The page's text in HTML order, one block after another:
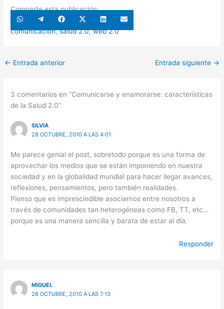
Comparte esta publicación:
Compartir
WhatsApp
Compartir
Telegram
Compartir
Facebook
Compartir
X
(Twitter)
Compartir
LinkedIn
Compartir
en
Email
comunicación,salud 2.0,web 2.0
← Entrada anterior Entrada siguiente →
3 comentarios en “Comunicarse y enamorarse: características
de la Salud 2.0”
SILVIA
28 OCTUBRE, 2010 A LAS 4:01
Me parece genial el post, sobretodo porque es una forma de
aprovechar los medios que se están imponiendo en nuestra
sociedad y en la globalidad mundial para hacer llegar avances,
reflexiones, pensamientos, pero también realidades.
Pienso que es imprescindible asociarnos entre nosotros a
través de comunidades tan heterogéneas como FB, TT, etc…
porque es una manera sencilla y barata de estar al día.
Responder
MIGUEL
28 OCTUBRE, 2010 A LAS 7:13